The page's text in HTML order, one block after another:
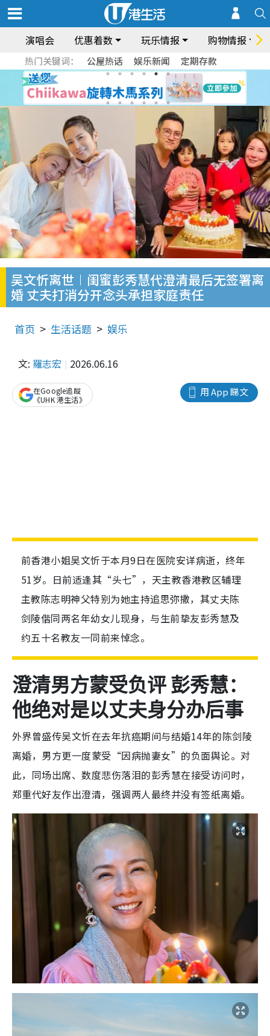
演唱会 优惠着数 玩乐情报 购物情报
热门关键词： 公屋热话 娱乐新闻 定期存款
吴文忻离世︱闺蜜彭秀慧代澄清最后无签署离
婚 丈夫打消分开念头承担家庭责任
首页 生活话题 娱乐
文: 羅志宏 2026.06.16
用 App 睇文
在Google追蹤
《UHK 港生活》
前香港小姐吴文忻于本月9日在医院安详病逝，终年
51岁。日前适逢其“头七”，天主教香港教区辅理
主教陈志明神父特别为她主持追思弥撒，其丈夫陈
剑陵偕同两名年幼女儿现身，与生前挚友彭秀慧及
约五十名教友一同前来悼念。
澄清男方蒙受负评 彭秀慧：
他绝对是以丈夫身分办后事
外界曾盛传吴文忻在去年抗癌期间与结婚14年的陈剑陵
离婚，男方更一度蒙受“因病抛妻女”的负面舆论。对
此，同场出席、数度悲伤落泪的彭秀慧在接受访问时，
郑重代好友作出澄清，强调两人最终并没有签纸离婚。